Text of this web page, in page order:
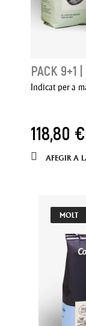
PACK 9+1
Indicat per a
118,80 €
AFEGIR A
MOLT